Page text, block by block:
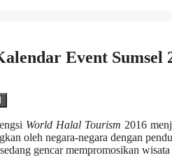
Event Sumsel
World Halal Tourism 2016
oleh negara-negara dengan
gencar mempromosikan